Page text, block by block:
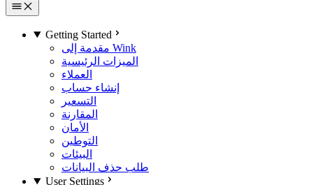
Getting Started
مقدمة إلى Wink
الميزات الرئيسية
العملاء
إنشاء حساب
التسعير
المقارنة
الأمان
التوطين
البيئات
طلب حذف البيانات
User Settings